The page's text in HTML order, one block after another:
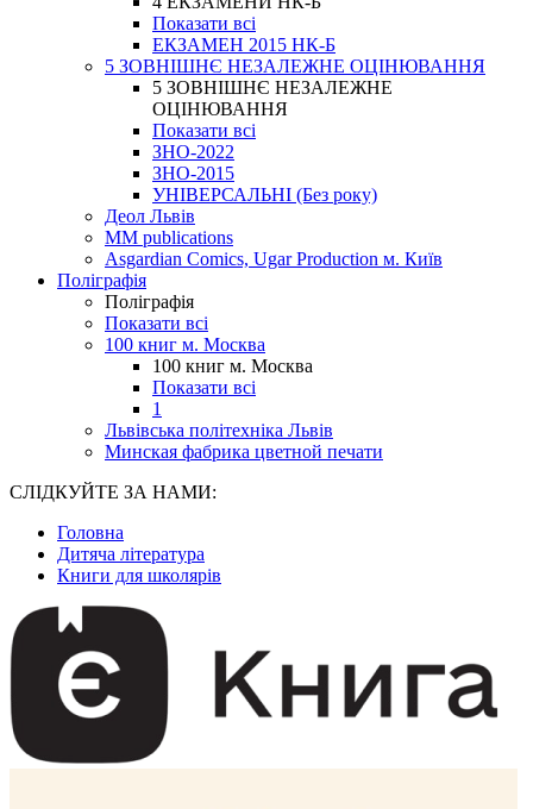
Показати всі
ЕКЗАМЕН 2015 НК-Б
5 ЗОВНІШНЄ НЕЗАЛЕЖНЕ ОЦІНЮВАННЯ
5 ЗОВНІШНЄ НЕЗАЛЕЖНЕ
ОЦІНЮВАННЯ
Показати всі
ЗНО-2022
ЗНО-2015
УНІВЕРСАЛЬНІ (Без року)
Деол Львів
MM publications
Asgardian Comics, Ugar Production м. Київ
Поліграфія
Поліграфія
Показати всі
100 книг м. Москва
100 книг м. Москва
Показати всі
1
Львівська політехніка Львів
Минская фабрика цветной печати
СЛІДКУЙТЕ ЗА НАМИ:
Головна
Дитяча література
Книги для школярів